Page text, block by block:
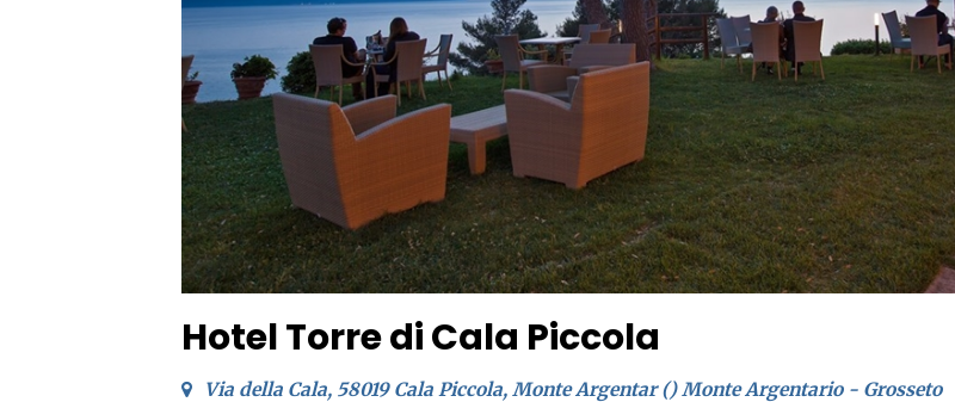
Hotel Torre di Cala Piccola
Via della Cala, 58019 Cala Piccola, Monte Argentar () Monte Argentario - Grosseto